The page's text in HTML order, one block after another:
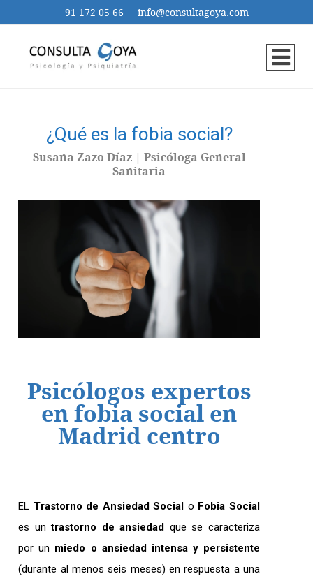
91 172 05 66 info@consultagoya.com
¿Qué es la fobia social?
Susana Zazo Díaz | Psicóloga General
Sanitaria
Psicólogos expertos
en fobia social en
Madrid centro
EL Trastorno de Ansiedad Social o Fobia Social
es untrastorno de ansiedad que se caracteriza
por un miedo o ansiedad intensa y persistente
(durante al menos seis meses) en respuesta a una